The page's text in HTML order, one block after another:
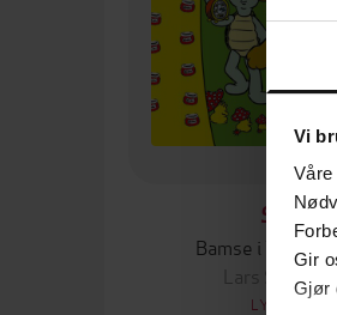
Vi
Gir
Gjør
99,-
Bamse i
Lars Sundsbø
LYDBOK